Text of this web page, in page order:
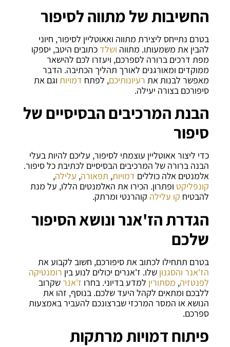
החשיבות של מתווה לסיפור
בטרם נתייחס ליצירת מתווה ואאוטליין לסיפור, חיוני
להבין את משמעותו. מתווה ושלד כתובים היטב, יספקו
מפת דרכים ברורה לספרכם, ויעזרו לכם להישאר
ממוקדים ומאורגנים לאורך תהליך הכתיבה. הדבר
מאפשר לבנות את רעיונותיכם, לפתח דמויות וגם את
סיפורכם בצורה יעילה.
הבנת המרכיבים הבסיסיים של
סיפור
כדי ליצור אאוטליין עוצמתי לסיפור, עליכם להיות בעלי
הבנה ברורה של המרכיבים הבסיסיים לכתיבת כל סיפור.
אלמנטים אלה כוללים דמויות, תפאורה, עלילה,
קונפליקט ופתרון. הכירו את האלמנטים הללו, על מנת
להבטיח קו עלילה קוהרנטי ומרתק.
הגדרת הז'אנר ונושא הסיפור
שלכם
בטרם תתחילו לכתוב את סיפורכם, חשוב לקבוע את
הז'אנר והסגנון שלו. ז'אנרים יכולים לנוע בין רומנטיקה
לפנטזיה, מסתורין למדע בדיוני. בחרו ז'אנרשקרוב
ללבכם ומתאים לקהל היעד שלכם. בנוסף, זהו את
הנושא או המסר המרכזי שברצונכם להעביר באמצעות
ספרכם.
פיתוח דמויות מרתקות